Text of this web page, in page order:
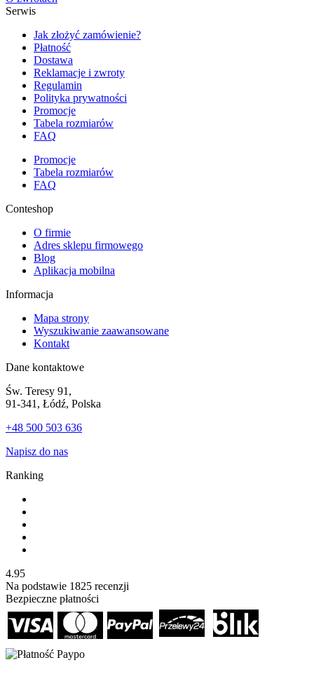
Serwis
Jak złożyć zamówienie?
Płatność
Dostawa
Reklamacje i zwroty
Regulamin
Polityka prywatności
Promocje
Tabela rozmiarów
FAQ
Promocje
Tabela rozmiarów
FAQ
Conteshop
O firmie
Adres sklepu firmowego
Blog
Aplikacja mobilna
Informacja
Mapa strony
Wyszukiwanie zaawansowane
Kontakt
Dane kontaktowe
Św. Teresy 91,
91-341, Łódź, Polska
+48 500 503 636
Napisz do nas
Ranking
4.95
Na podstawie 1825 recenzji
Bezpieczne płatności